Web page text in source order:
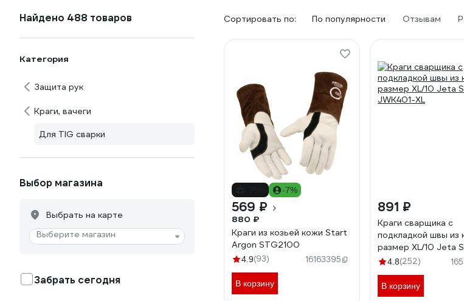
Найдено 488 товаров
Категория
Защита рук
Краги, вачеги
Для TIG сварки
Выбор магазина
Выбрать на карте
Выберите магазин
Забрать сегодня
Сортировать по: По популярности Отзывам
-7%
569 ₽
880 ₽
Краги из козьей кожи Start
Argon STG2100
4.9(93) 16163395
В корзину
891 ₽
Краги сварщика с
подкладкой швы из
размер XL/10 Jeta
JWK401-XL
4.8(252)
В корзину